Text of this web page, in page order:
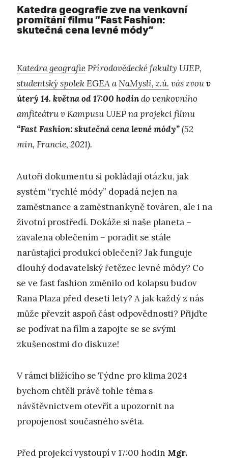
Katedra geografie zve na venkovní
promítání filmu “Fast Fashion:
skutečná cena levné módy”
Katedra geografiePřírodovědecké fakulty UJEP,
studentský spolek EGEAaNaMysli, z.ú. vás zvouv
úterý 14. května od 17:00 hodindo venkovního
amfiteátru v Kampusu UJEP na projekci filmu
“Fast Fashion: skutečná cena levné módy”(52
min, Francie, 2021).
Autoři dokumentu si pokládají otázku, jak
systém “rychlé módy” dopadá nejen na
zaměstnance a zaměstnankyně továren, ale i na
životní prostředí. Dokáže si naše planeta –
zavalena oblečením – poradit se stále
narůstající produkcí oblečení? Jak funguje
dlouhý dodavatelský řetězec levné módy? Co
se ve fast fashion změnilo od kolapsu budov
Rana Plaza před deseti lety? A jak každý z nás
může převzít aspoň část odpovědnosti? Přijďte
se podívat na film a zapojte se se svými
zkušenostmi do diskuze!
V rámci blížícího se Týdne pro klima 2024
bychom chtěli právě tohle téma s
návštěvnictvem otevřít a upozornit na
propojenost současného světa.
Před projekcí vystoupí v 17:00 hodin Mgr.